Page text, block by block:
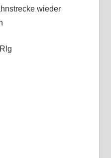
wieder